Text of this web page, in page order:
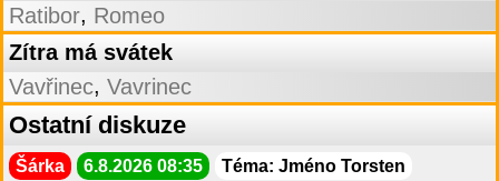
Ratibor, Romeo
Zítra má svátek
Vavřinec, Vavrinec
Ostatní diskuze
Šárka 6.8.2026 08:35 Téma: Jméno Torsten